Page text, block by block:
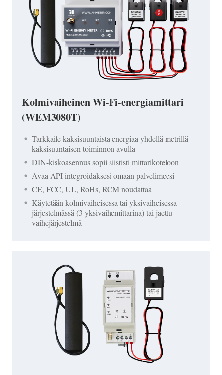
Kolmivaiheinen Wi-Fi-energiamittari
(WEM3080T)
Tarkkaile kaksisuuntaista energiaa yhdellä metrillä
kaksisuuntaisen toiminnon avulla
DIN-kiskoasennus sopii siististi mittarikoteloon
Avaa API integroidaksesi omaan palvelimeesi
CE, FCC, UL, RoHs, RCM noudattaa
Käytetään kolmivaiheisessa tai yksivaiheisessa
järjestelmässä (3 yksivaihemittarina) tai jaettu
vaihejärjestelmä